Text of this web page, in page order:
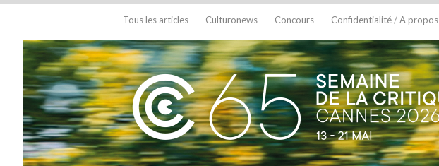
Tous les articles Culturonews Concours Confidentialité / A propos